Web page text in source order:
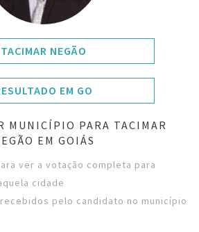
TACIMAR NEGÃO
EM GO
MUNICÍPIO PARA TACIMAR
EM GOIÁS
ver a votação completa para
cidade
pelo candidato no município